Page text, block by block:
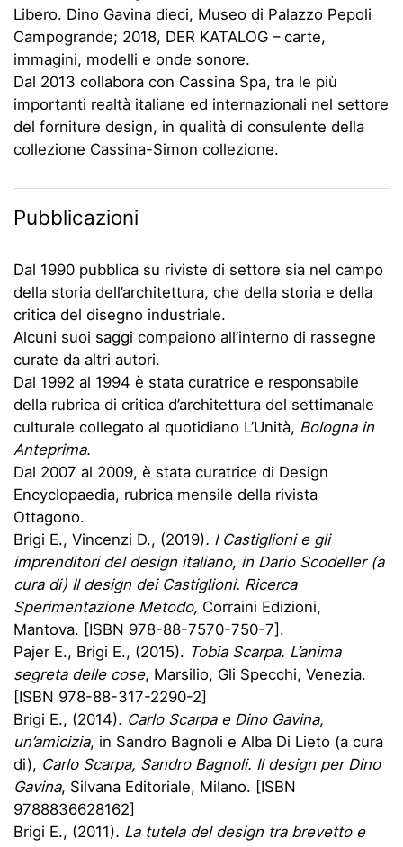
Libero. Dino Gavina dieci, Museo di Palazzo Pepoli
Campogrande; 2018, DER KATALOG – carte,
immagini, modelli e onde sonore.
Dal 2013 collabora con Cassina Spa, tra le più
importanti realtà italiane ed internazionali nel settore
del forniture design, in qualità di consulente della
collezione Cassina-Simon collezione.
Pubblicazioni
Dal 1990 pubblica su riviste di settore sia nel campo
della storia dell’architettura, che della storia e della
critica del disegno industriale.
Alcuni suoi saggi compaiono all’interno di rassegne
curate da altri autori.
Dal 1992 al 1994 è stata curatrice e responsabile
della rubrica di critica d’architettura del settimanale
culturale collegato al quotidiano L’Unità, Bologna in
Anteprima.
Dal 2007 al 2009, è stata curatrice di Design
Encyclopaedia, rubrica mensile della rivista
Ottagono.
Brigi E., Vincenzi D., (2019). I Castiglioni e gli
imprenditori del design italiano, in Dario Scodeller (a
cura di) Il design dei Castiglioni. Ricerca
Sperimentazione Metodo, Corraini Edizioni,
Mantova. [ISBN 978-88-7570-750-7].
Pajer E., Brigi E., (2015). Tobia Scarpa. L’anima
segreta delle cose, Marsilio, Gli Specchi, Venezia.
[ISBN 978-88-317-2290-2]
Brigi E., (2014). Carlo Scarpa e Dino Gavina,
un’amicizia, in Sandro Bagnoli e Alba Di Lieto (a cura
di), Carlo Scarpa, Sandro Bagnoli. Il design per Dino
Gavina, Silvana Editoriale, Milano. [ISBN
9788836628162]
Brigi E., (2011). La tutela del design tra brevetto e